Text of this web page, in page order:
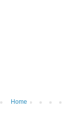
Home